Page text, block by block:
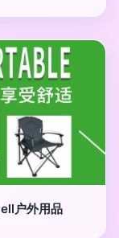
户外用品